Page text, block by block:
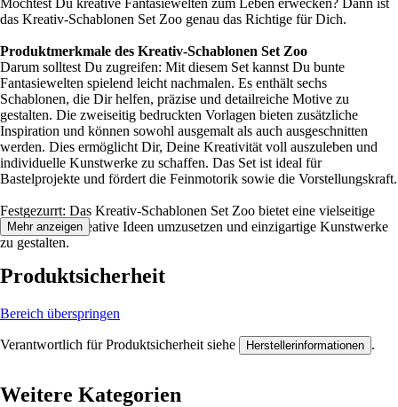
Möchtest Du kreative Fantasiewelten zum Leben erwecken? Dann ist
das Kreativ-Schablonen Set Zoo genau das Richtige für Dich.
Produktmerkmale des Kreativ-Schablonen Set Zoo
Darum solltest Du zugreifen: Mit diesem Set kannst Du bunte
Fantasiewelten spielend leicht nachmalen. Es enthält sechs
Schablonen, die Dir helfen, präzise und detailreiche Motive zu
gestalten. Die zweiseitig bedruckten Vorlagen bieten zusätzliche
Inspiration und können sowohl ausgemalt als auch ausgeschnitten
werden. Dies ermöglicht Dir, Deine Kreativität voll auszuleben und
individuelle Kunstwerke zu schaffen. Das Set ist ideal für
Bastelprojekte und fördert die Feinmotorik sowie die Vorstellungskraft.
Festgezurrt: Das Kreativ-Schablonen Set Zoo bietet eine vielseitige
Möglichkeit, kreative Ideen umzusetzen und einzigartige Kunstwerke
zu gestalten.
Mehr anzeigen
Produktsicherheit
Bereich überspringen
Verantwortlich für Produktsicherheit siehe Herstellerinformationen .
Weitere Kategorien